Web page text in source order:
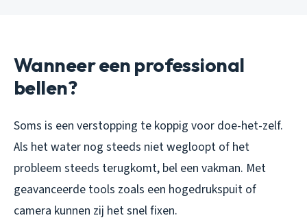
Wanneer een professional
bellen?
Soms is een verstopping te koppig voor doe-het-zelf.
Als het water nog steeds niet wegloopt of het
probleem steeds terugkomt, bel een vakman. Met
geavanceerde tools zoals een hogedrukspuit of
camera kunnen zij het snel fixen.